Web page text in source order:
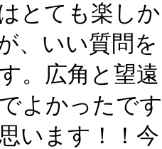
とても楽し
、いい質問
。広角と望
よかったで
います！！